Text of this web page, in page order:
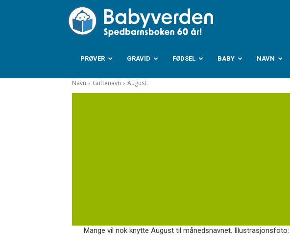
Babyverden.no
PRØVER GRAVID FØDSEL BABY NAVN
Navn Guttenavn August
Mange vil nok knytte August til månedsnavnet.